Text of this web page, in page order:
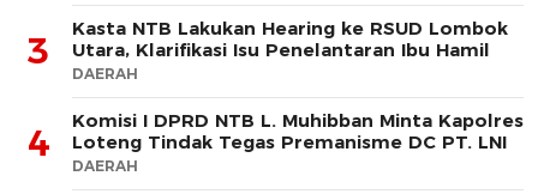
3
Kasta NTB Lakukan Hearing ke RSUD Lombok
Utara, Klarifikasi Isu Penelantaran Ibu Hamil
DAERAH
4
Komisi I DPRD NTB L. Muhibban Minta Kapolres
Loteng Tindak Tegas Premanisme DC PT. LNI
DAERAH